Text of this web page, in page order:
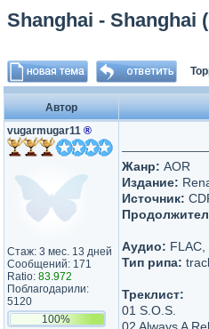
Shanghai - Shanghai
Автор
vugarmugar11 ®
Стаж: 3 мес. 13 дней
Сообщений: 171
Ratio: 83.972
Поблагодарили:
5120
100%
Жанр: AOR
Издание:
Источник:
Аудио: FLAC,
Тип рипа:
Треклист:
01 S.O.S.